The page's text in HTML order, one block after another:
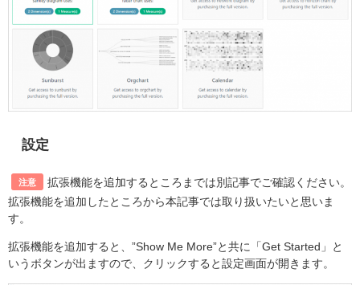
設定
注意
拡張機能を追加するところまでは別記事でご確認ください。
拡張機能を追加したところから本記事では取り扱いたいと思いま
す。
拡張機能を追加すると、”Show Me More”と共に「Get Started」と
いうボタンが出ますので、クリックすると設定画面が開きます。